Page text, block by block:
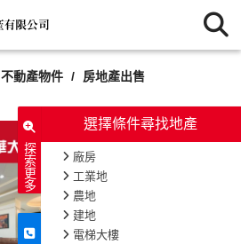
選擇條件尋找地產
廠房
工業地
農地
建地
電梯大樓
探索更多
不動產物件
房地產出售